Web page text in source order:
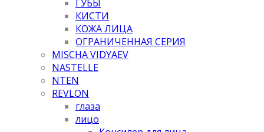
ГУБЫ
КИСТИ
КОЖА ЛИЦА
ОГРАНИЧЕННАЯ СЕРИЯ
MISCHA VIDYAEV
NASTELLE
NTEN
REVLON
глаза
лицо